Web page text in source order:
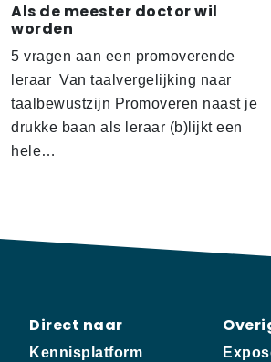
Als de meester doctor wil
worden
5 vragen aan een promoverende
leraar Van taalvergelijking naar
taalbewustzijn Promoveren naast je
drukke baan als leraar (b)lijkt een
hele…
Direct naar
Kennisplatform